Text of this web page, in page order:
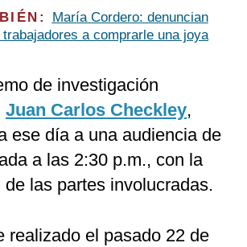
María Cordero: denuncian
a comprarle una joya
de investigación
Juan Carlos Checkley,
ese día a una audiencia de
a las 2:30 p.m., con la
de las partes involucradas.
realizado el pasado 22 de